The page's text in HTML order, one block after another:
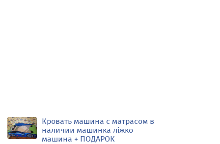
Кровать машина с матрасом в
наличии машинка ліжко
машина + ПОДАРОК